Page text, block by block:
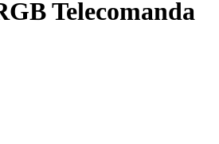
Telecomanda